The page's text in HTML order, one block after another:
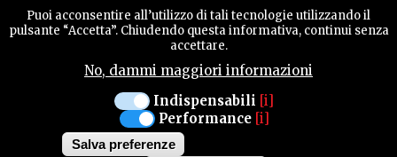
Puoi acconsentire all’utilizzo di tali tecnologie utilizzando il
pulsante “Accetta”. Chiudendo questa informativa, continui senza
accettare.
No, dammi maggiori informazioni
Indispensabili [i]
Performance [i]
Salva preferenze
CONTATTI
Godiamo delle mezze stagioni!
Quale spettacolo migliore della magia del
paesaggio che cambia alla fine dell’estate? Il
tripudio di colori
autunnali offre è un’esperienza senza pari e
quando sarete nei parchi o lungo i sentieri del
territorio pordenonese ne rimarrete estasiati.